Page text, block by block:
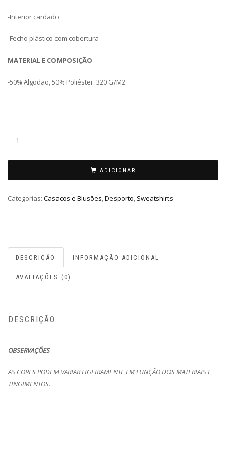
-Interior cardado
-Fecho plástico com cobertura
MATERIAL E COMPOSIÇÃO
-50% Algodão, 50% Poliéster. 320 G/M2
ADICIONAR
Categorias: Casacos e Blusões Desporto Sweatshirts
DESCRIÇÃO INFORMAÇÃO ADICIONAL
AVALIAÇÕES (0)
DESCRIÇÃO
OBSERVAÇÕES
AS CORES PODEM VARIAR LIGEIRAMENTE EM FUNÇÃO DOS MATERIAIS E
TINGIMENTOS.